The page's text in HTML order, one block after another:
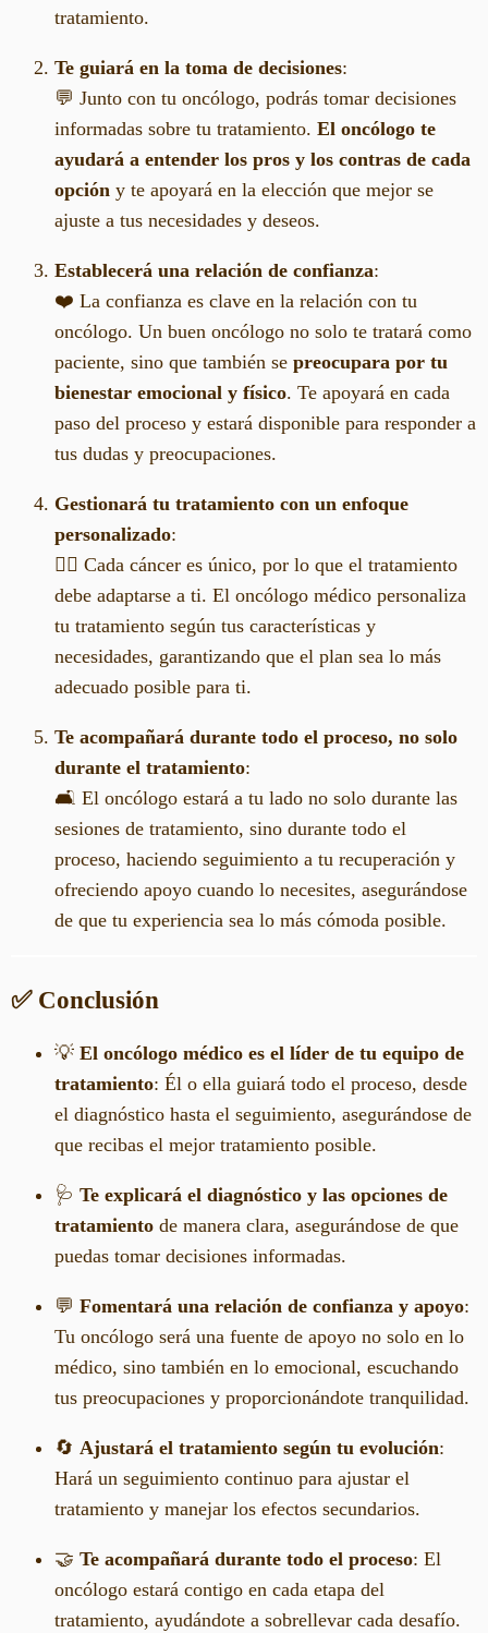
tratamiento.
Te guiará en la toma de decisiones:
💬 Junto con tu oncólogo, podrás tomar decisiones
informadas sobre tu tratamiento. El oncólogo te
ayudará a entender los pros y los contras de cada
opción y te apoyará en la elección que mejor se
ajuste a tus necesidades y deseos.
Establecerá una relación de confianza:
❤️ La confianza es clave en la relación con tu
oncólogo. Un buen oncólogo no solo te tratará como
paciente, sino que también se preocupara por tu
bienestar emocional y físico. Te apoyará en cada
paso del proceso y estará disponible para responder a
tus dudas y preocupaciones.
Gestionará tu tratamiento con un enfoque
personalizado:
👩‍⚕️ Cada cáncer es único, por lo que el tratamiento
debe adaptarse a ti. El oncólogo médico personaliza
tu tratamiento según tus características y
necesidades, garantizando que el plan sea lo más
adecuado posible para ti.
Te acompañará durante todo el proceso, no solo
durante el tratamiento:
🛋️ El oncólogo estará a tu lado no solo durante las
sesiones de tratamiento, sino durante todo el
proceso, haciendo seguimiento a tu recuperación y
ofreciendo apoyo cuando lo necesites, asegurándose
de que tu experiencia sea lo más cómoda posible.
✅ Conclusión
💡 El oncólogo médico es el líder de tu equipo de
tratamiento: Él o ella guiará todo el proceso, desde
el diagnóstico hasta el seguimiento, asegurándose de
que recibas el mejor tratamiento posible.
🩺 Te explicará el diagnóstico y las opciones de
tratamiento de manera clara, asegurándose de que
puedas tomar decisiones informadas.
💬 Fomentará una relación de confianza y apoyo:
Tu oncólogo será una fuente de apoyo no solo en lo
médico, sino también en lo emocional, escuchando
tus preocupaciones y proporcionándote tranquilidad.
🔄 Ajustará el tratamiento según tu evolución:
Hará un seguimiento continuo para ajustar el
tratamiento y manejar los efectos secundarios.
🤝 Te acompañará durante todo el proceso: El
oncólogo estará contigo en cada etapa del
tratamiento, ayudándote a sobrellevar cada desafío.